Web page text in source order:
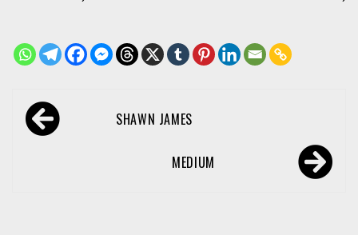
Navegación
de SHAWN JAMES
MEDIUM